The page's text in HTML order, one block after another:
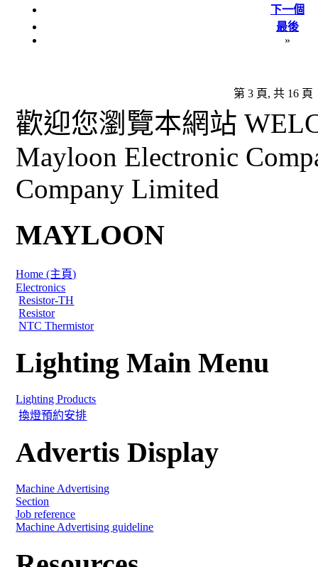
下一個
最後
»
第 3 頁, 共 16 頁
歡迎您瀏覽本網站
Mayloon Electronic
Company Limited
MAYLOON
Home (主頁)
Electronics
Resistor-TH
Resistor
NTC Thermistor
Lighting Main Menu
Lighting Products
換燈預約安排
Advertis Display
Machine Advertising
Section
Job reference
Machine Advertising guideline